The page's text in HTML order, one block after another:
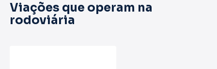
Viações que operam na
rodoviária